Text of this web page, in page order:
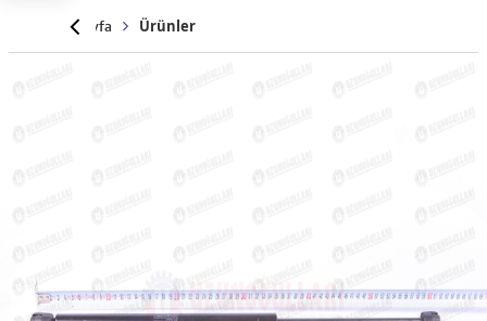
Anasayfa Ürünler